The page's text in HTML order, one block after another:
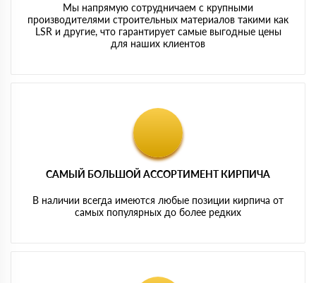
Мы напрямую сотрудничаем с крупными
производителями строительных материалов такими как
LSR и другие, что гарантирует самые выгодные цены
для наших клиентов
САМЫЙ БОЛЬШОЙ АССОРТИМЕНТ КИРПИЧА
В наличии всегда имеются любые позиции кирпича от
самых популярных до более редких